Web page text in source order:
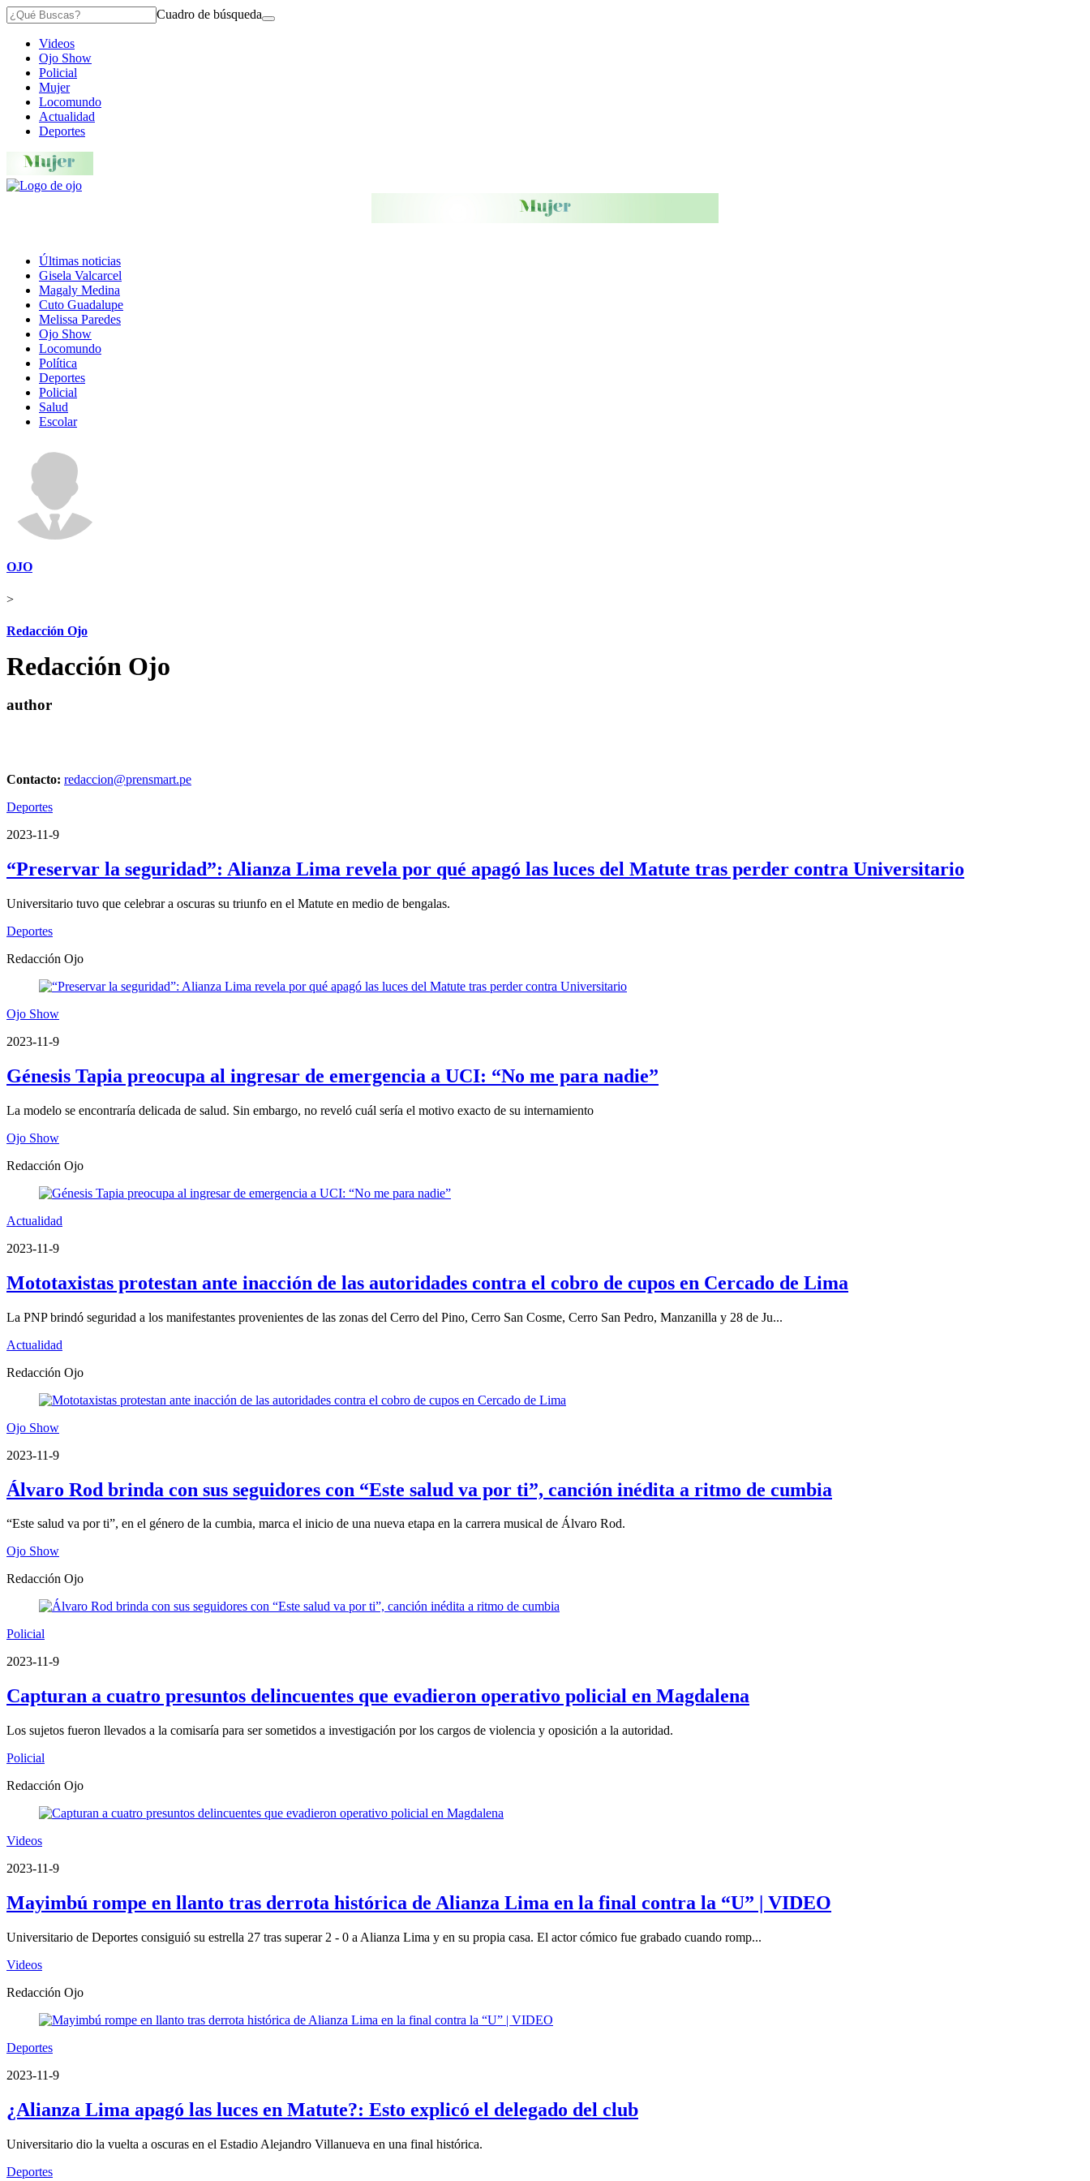
Cuadro de búsqueda
Videos
Ojo Show
Policial
Mujer
Locomundo
Actualidad
Deportes
Últimas noticias
Gisela Valcarcel
Magaly Medina
Cuto Guadalupe
Melissa Paredes
Ojo Show
Locomundo
Política
Deportes
Policial
Salud
Escolar
OJO
>
Redacción Ojo
Redacción Ojo
author
Contacto: redaccion@prensmart.pe
Deportes
2023-11-9
“Preservar la seguridad”: Alianza Lima revela por qué apagó las luces del Matute tras perder contra Universitario
Universitario tuvo que celebrar a oscuras su triunfo en el Matute en medio de bengalas.
Deportes
Redacción Ojo
Ojo Show
2023-11-9
Génesis Tapia preocupa al ingresar de emergencia a UCI: “No me para nadie”
La modelo se encontraría delicada de salud. Sin embargo, no reveló cuál sería el motivo exacto de su internamiento
Ojo Show
Redacción Ojo
Actualidad
2023-11-9
Mototaxistas protestan ante inacción de las autoridades contra el cobro de cupos en Cercado de Lima
La PNP brindó seguridad a los manifestantes provenientes de las zonas del Cerro del Pino, Cerro San Cosme, Cerro San Pedro, Manzanilla y 28 de Ju...
Actualidad
Redacción Ojo
Ojo Show
2023-11-9
Álvaro Rod brinda con sus seguidores con “Este salud va por ti”, canción inédita a ritmo de cumbia
“Este salud va por ti”, en el género de la cumbia, marca el inicio de una nueva etapa en la carrera musical de Álvaro Rod.
Ojo Show
Redacción Ojo
Policial
2023-11-9
Capturan a cuatro presuntos delincuentes que evadieron operativo policial en Magdalena
Los sujetos fueron llevados a la comisaría para ser sometidos a investigación por los cargos de violencia y oposición a la autoridad.
Policial
Redacción Ojo
Videos
2023-11-9
Mayimbú rompe en llanto tras derrota histórica de Alianza Lima en la final contra la “U” | VIDEO
Universitario de Deportes consiguió su estrella 27 tras superar 2 - 0 a Alianza Lima y en su propia casa. El actor cómico fue grabado cuando romp...
Videos
Redacción Ojo
Deportes
2023-11-9
¿Alianza Lima apagó las luces en Matute?: Esto explicó el delegado del club
Universitario dio la vuelta a oscuras en el Estadio Alejandro Villanueva en una final histórica.
Deportes